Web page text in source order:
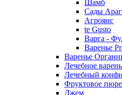
Шамб
Сады
Агроянс
te Gusto
Варга -
Варенье
Варенье
Лечебное
Лечебный
Фруктовое пюре
Джем